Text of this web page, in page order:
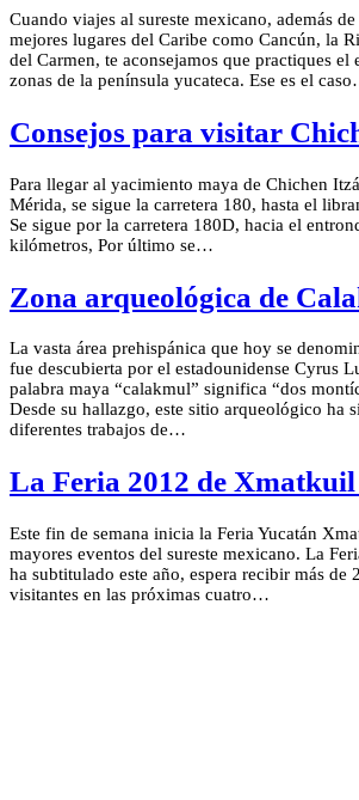
Cuando viajes al sureste mexicano, además
mejores lugares del Caribe como Cancún, la
del Carmen, te aconsejamos que practiques el
zonas de la península yucateca. Ese es el
Consejos para visitar
Para llegar al yacimiento maya de Chichen
Mérida, se sigue la carretera 180, hasta el
Se sigue por la carretera 180D, hacia el
kilómetros, Por último se…
Zona arqueológica de
La vasta área prehispánica que hoy se
fue descubierta por el estadounidense Cyrus
palabra maya “calakmul” significa “dos
Desde su hallazgo, este sitio arqueológico ha
diferentes trabajos de…
La Feria 2012 de
Este fin de semana inicia la Feria Yucatán
mayores eventos del sureste mexicano. La
ha subtitulado este año, espera recibir más de
visitantes en las próximas cuatro…